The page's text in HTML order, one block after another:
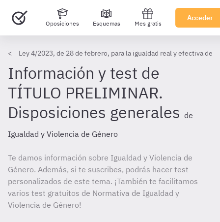
Oposiciones Esquemas Mes gratis
Acceder
Ley 4/2023, de 28 de febrero, para la igualdad real y efectiva de
Información y test de
TÍTULO PRELIMINAR.
Disposiciones generales de
Igualdad y Violencia de Género
Te damos información sobre Igualdad y Violencia de
Género. Además, si te suscribes, podrás hacer test
personalizados de este tema. ¡También te facilitamos
varios test gratuitos de Normativa de Igualdad y
Violencia de Género!